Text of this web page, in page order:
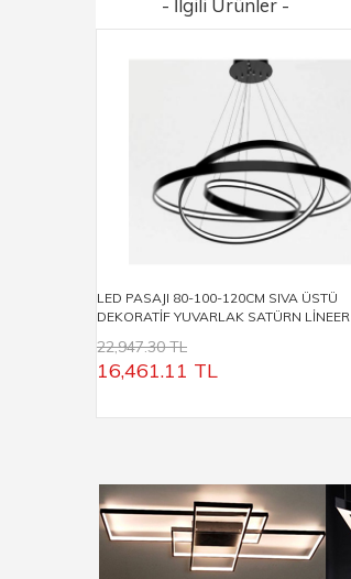
- İlgili Ürünler -
LED PASAJI 80-100-120CM SIVA ÜSTÜ
DEKORATİF YUVARLAK SATÜRN LİNEER
22,947.30 TL
16,461.11 TL